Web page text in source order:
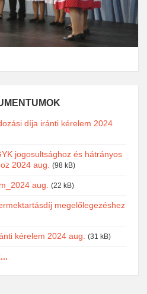
díja iránti kérelem 2024
jogosultsághoz és hátrányos
2024 aug.
(98 kB)
aug. (22 kB)
megelőlegezéshez
kérelem 2024 aug. (31 kB)